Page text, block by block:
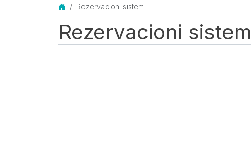
Početna
Rezervacioni sistem
Rezervacioni sistem